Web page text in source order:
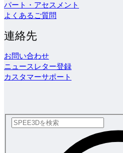
パート・アセスメント
よくあるご質問
連絡先
お問い合わせ
ニュースレター登録
カスタマーサポート